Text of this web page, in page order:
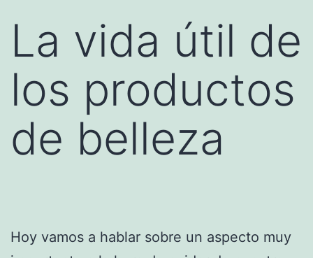
La vida útil de
los productos
de belleza
Hoy vamos a hablar sobre un aspecto muy